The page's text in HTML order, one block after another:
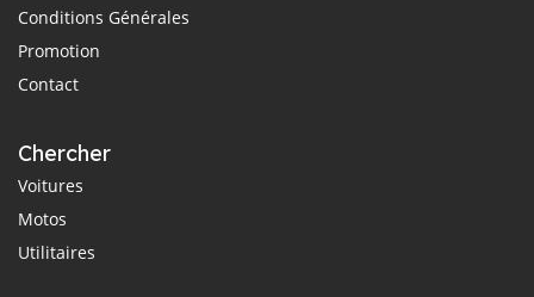
Conditions Générales
Promotion
Contact
Chercher
Voitures
Motos
Utilitaires